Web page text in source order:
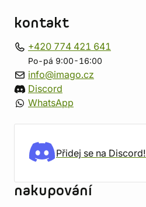
kontakt
+420 774 421 641
Po-pá 9:00-16:00
info@imago.cz
Discord
WhatsApp
Přidej se na Discord!
nakupování